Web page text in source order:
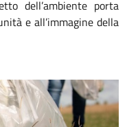
dell’ambiente porta
e all’immagine della